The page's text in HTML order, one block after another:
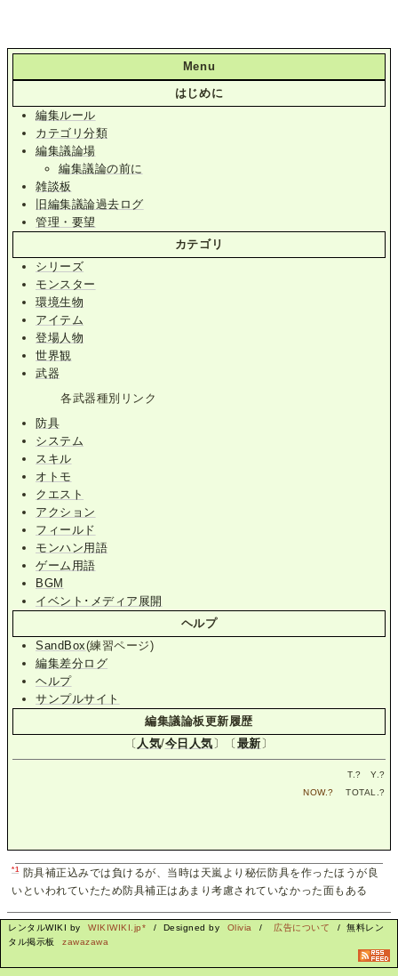
Menu
はじめに
編集ルール
カテゴリ分類
編集議論場
編集議論の前に
雑談板
旧編集議論過去ログ
管理・要望
カテゴリ
シリーズ
モンスター
環境生物
アイテム
登場人物
世界観
武器
各武器種別リンク
防具
システム
スキル
オトモ
クエスト
アクション
フィールド
モンハン用語
ゲーム用語
BGM
イベント･メディア展開
ヘルプ
SandBox(練習ページ)
編集差分ログ
ヘルプ
サンプルサイト
編集議論板更新履歴
〔 人気/今日人気 〕〔 最新 〕
T.? Y.?
NOW.? TOTAL.?
*1 防具補正込みでは負けるが、当時は天嵐より秘伝防具を作ったほうが良
いといわれていたため防具補正はあまり考慮されていなかった面もある
レンタルWIKI by WIKIWIKI.jp* / Designed by Olivia / 広告について
/ 無料レン
タル掲示板
zawazawa